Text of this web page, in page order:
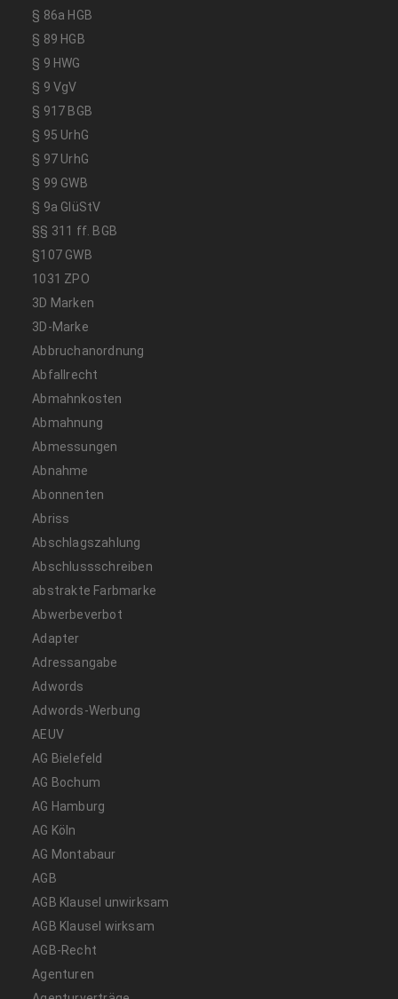
§ 86a HGB
§ 89 HGB
§ 9 HWG
§ 9 VgV
§ 917 BGB
§ 95 UrhG
§ 97 UrhG
§ 99 GWB
§ 9a GlüStV
§§ 311 ff. BGB
§107 GWB
1031 ZPO
3D Marken
3D-Marke
Abbruchanordnung
Abfallrecht
Abmahnkosten
Abmahnung
Abmessungen
Abnahme
Abonnenten
Abriss
Abschlagszahlung
Abschlussschreiben
abstrakte Farbmarke
Abwerbeverbot
Adapter
Adressangabe
Adwords
Adwords-Werbung
AEUV
AG Bielefeld
AG Bochum
AG Hamburg
AG Köln
AG Montabaur
AGB
AGB Klausel unwirksam
AGB Klausel wirksam
AGB-Recht
Agenturen